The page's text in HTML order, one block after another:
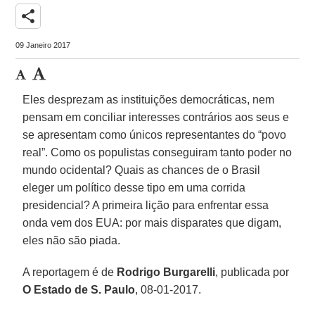
share
09 Janeiro 2017
Eles desprezam as instituições democráticas, nem
pensam em conciliar interesses contrários aos seus e
se apresentam como únicos representantes do “povo
real”. Como os populistas conseguiram tanto poder no
mundo ocidental? Quais as chances de o Brasil
eleger um político desse tipo em uma corrida
presidencial? A primeira lição para enfrentar essa
onda vem dos EUA: por mais disparates que digam,
eles não são piada.
A reportagem é de Rodrigo Burgarelli, publicada por
O Estado de S. Paulo, 08-01-2017.